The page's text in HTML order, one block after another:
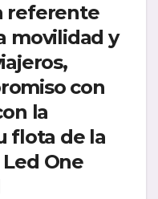
referente
movilidad y
con
la
flota de la
One